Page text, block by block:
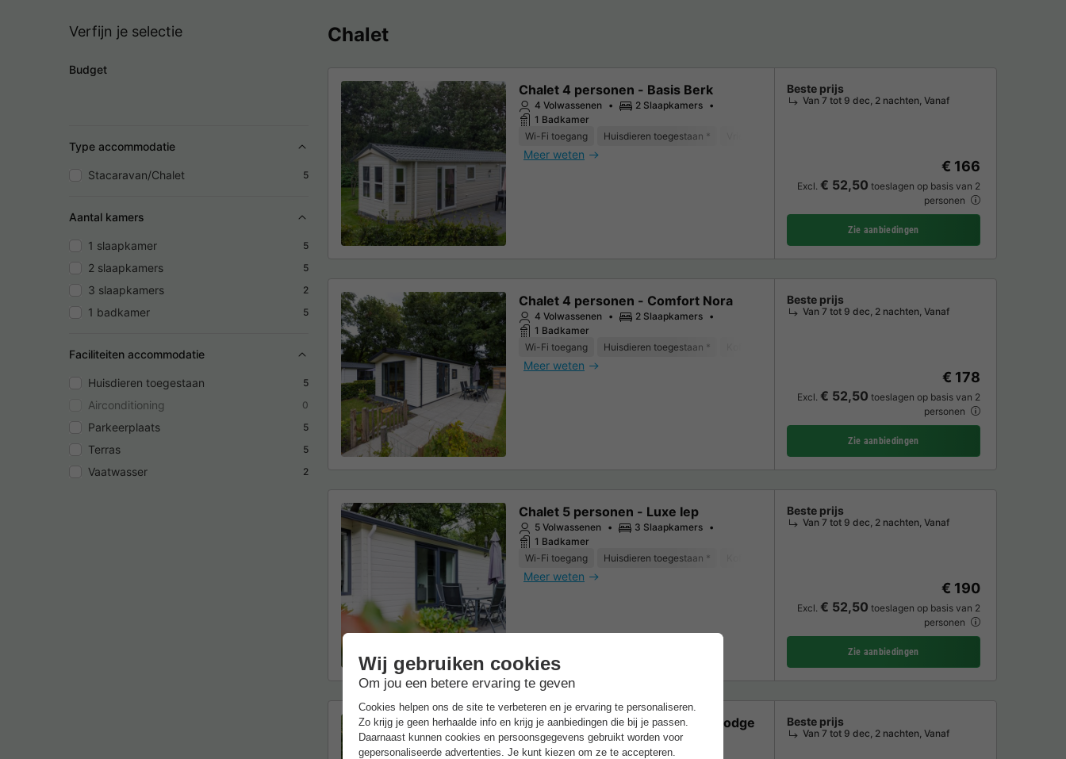
Verfijn je selectie
Budget
Type accommodatie
Stacaravan/Chalet 5
Aantal kamers
1 slaapkamer 5
2 slaapkamers 5
3 slaapkamers 2
1 badkamer 5
Faciliteiten accommodatie
Huisdieren toegestaan 5
Airconditioning 0
Parkeerplaats 5
Terras 5
Vaatwasser 2
Chalet
Chalet 4 personen - Basis Berk
4 Volwassenen
2 Slaapkamers
1 Badkamer
Wi-Fi toegang
Huisdieren toegestaan *
Meer weten
Beste prijs
Van 7 tot 9 dec, 2 nachten, Vanaf
€ 166
Excl. € 52,50 toeslagen op basis van 2
personen
Zie aanbiedingen
Chalet 4 personen - Comfort Nora
4 Volwassenen
2 Slaapkamers
1 Badkamer
Wi-Fi toegang
Huisdieren toegestaan *
Meer weten
Beste prijs
Van 7 tot 9 dec, 2 nachten, Vanaf
€ 178
Excl. € 52,50 toeslagen op basis van 2
personen
Zie aanbiedingen
Chalet 5 personen - Luxe Iep
5 Volwassenen
3 Slaapkamers
1 Badkamer
Wi-Fi toegang
Huisdieren toegestaan *
Meer weten
Beste prijs
Van 7 tot 9 dec, 2 nachten, Vanaf
€ 190
Excl. € 52,50 toeslagen op basis van 2
personen
Zie aanbiedingen
Chalet 4 personen - Luxe Heide lodge
40m2
4 Volwassenen
2 Slaapkamers
1 Badkamer
Beste prijs
Van 7 tot 9 dec, 2 nachten, Vanaf